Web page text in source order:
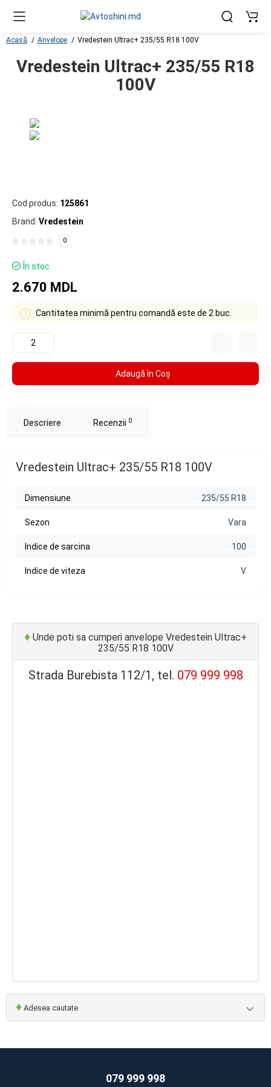
Acasă Anvelope Vredestein Ultrac+ 235/55 R18 100V
Vredestein Ultrac+ 235/55 R18
100V
Cod produs: 125861
Brand: Vredestein
0
În stoc
2.670 MDL
Cantitatea minimă pentru comandă este de 2 buc.
Adaugă în Coş
Descriere Recenzii 0
Vredestein Ultrac+ 235/55 R18 100V
Dimensiune 235/55 R18
Sezon Vara
Indice de sarcina 100
Indice de viteza V
♦ Unde poti sa cumperi anvelope Vredestein Ultrac+
235/55 R18 100V
Strada Burebista 112/1, tel. 079 999 998
♦ Adesea cautate
079 999 998